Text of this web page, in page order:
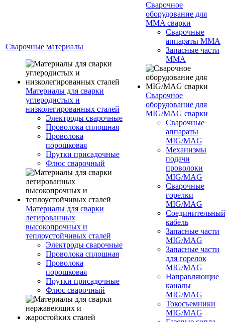
Сварочные материалы
Материалы для сварки
углеродистых и
низколегированных сталей
Электроды сварочные
Проволока сплошная
Проволока
порошковая
Прутки присадочные
Флюс сварочный
Материалы для сварки
легированных
высокопрочных и
теплоустойчивых сталей
Электроды сварочные
Проволока сплошная
Проволока
порошковая
Прутки присадочные
Флюс сварочный
Сварочное
оборудование для
MMA сварки
Сварочные
аппараты MMA
Запасные части
MMA
Сварочное
оборудование для
MIG/MAG сварки
Сварочные
аппараты
MIG/MAG
Механизмы
подачи
проволоки
MIG/MAG
Сварочные
горелки
MIG/MAG
Соединительный
кабель
Запасные части
MIG/MAG
Запасные части
для горелок
MIG/MAG
Направляющие
каналы
MIG/MAG
Токосъемники
MIG/MAG